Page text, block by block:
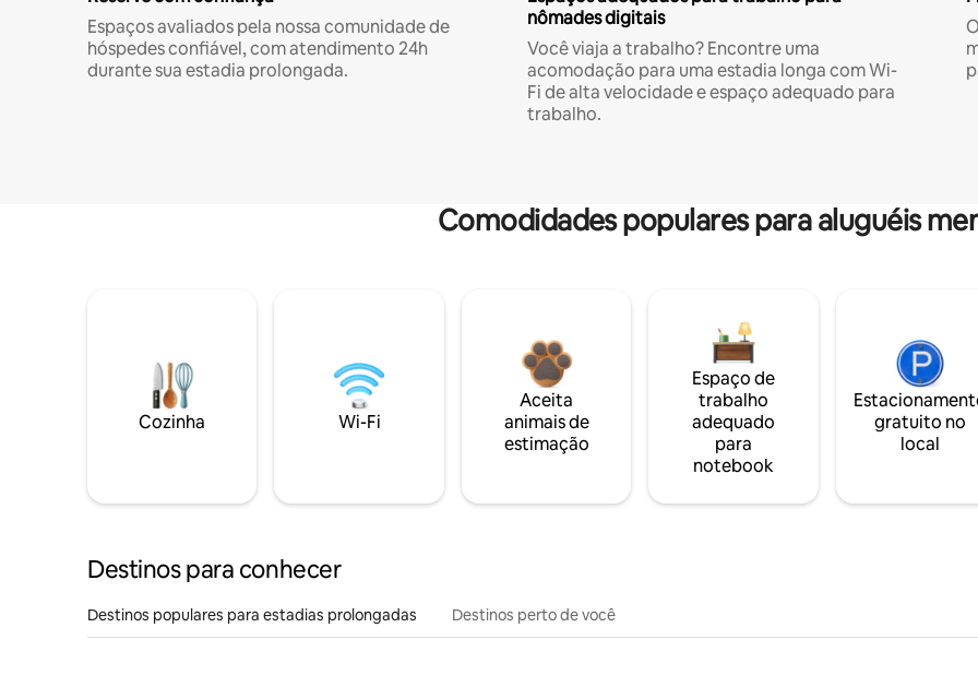
Espaços avaliados pela nossa comunidade de
hóspedes confiável, com atendimento 24h
durante sua estadia prolongada.
nômades digitais
Você viaja a trabalho? Encontre uma
acomodação para uma estadia longa com Wi-
Fi de alta velocidade e espaço adequado para
trabalho.
Comodidades populares para aluguéis
Cozinha Wi-Fi
Aceita
animais de
estimação
Espaço de
trabalho
adequado
para
notebook
gratuito no
local
Destinos para conhecer
Destinos populares para estadias prolongadas Destinos perto de você